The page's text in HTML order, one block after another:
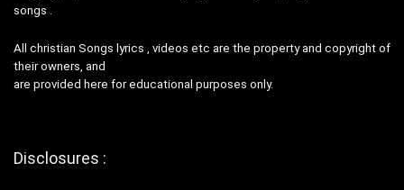
songs .
All christian Songs lyrics , videos etc are the property and copyright of
their owners, and
are provided here for educational purposes only.
Disclosures :